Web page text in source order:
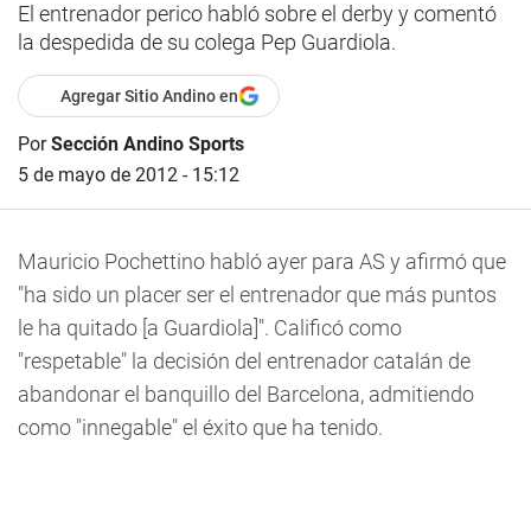
El entrenador perico habló sobre el derby y comentó
la despedida de su colega Pep Guardiola.
Agregar Sitio Andino en
PorSección Andino Sports
5 de mayo de 2012 - 15:12
Mauricio Pochettino habló ayer para AS y afirmó que
"ha sido un placer ser el entrenador que más puntos
le ha quitado [a Guardiola]". Calificó como
"respetable" la decisión del entrenador catalán de
abandonar el banquillo del Barcelona, admitiendo
como "innegable" el éxito que ha tenido.